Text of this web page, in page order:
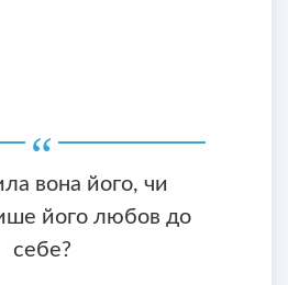
вона його, чи
його любов до
себе?